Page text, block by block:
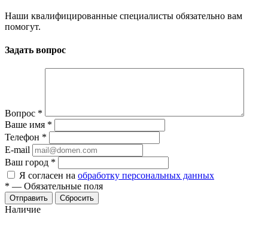
Наши квалифицированные специалисты обязательно вам
помогут.
Задать вопрос
Вопрос *
Ваше имя *
Телефон *
E-mail
Ваш город *
Я согласен на обработку персональных данных
* — Обязательные поля
Сбросить
Наличие